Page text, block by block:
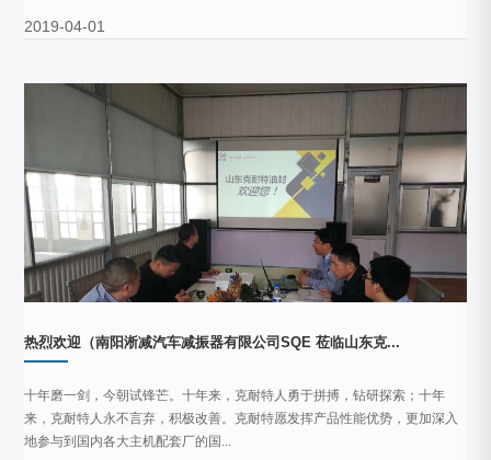
2019-04-01
热烈欢迎（南阳淅减汽车减振器有限公司SQE 莅临山东克...
十年磨一剑，今朝试锋芒。十年来，克耐特人勇于拼搏，钻研探索；十年
来，克耐特人永不言弃，积极改善。克耐特愿发挥产品性能优势，更加深入
地参与到国内各大主机配套厂的国...